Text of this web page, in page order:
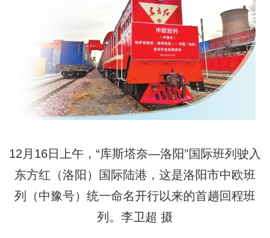
12月16日上午，“库斯塔奈—洛阳”国际班列驶入
东方红（洛阳）国际陆港，这是洛阳市中欧班
列（中豫号）统一命名开行以来的首趟回程班
列。李卫超 摄